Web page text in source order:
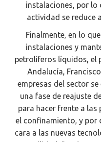
instalaciones, por lo
actividad se reduce
Finalmente, en lo
instalaciones y
petrolíferos líquidos, el
Andalucía,
empresas del sector
una fase de reajuste
para hacer frente a
el confinamiento, y por
cara a las nuevas